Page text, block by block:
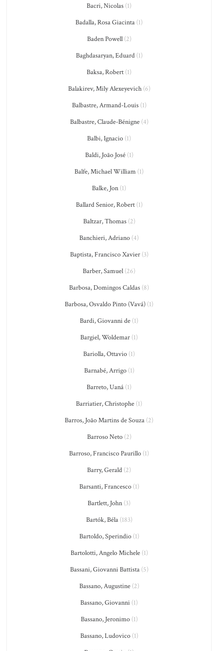
Bacri, Nicolas (1)
Badalla, Rosa Giacinta (1)
Baden Powell(2)
Baghdasaryan, Eduard(1)
Baksa, Robert (1)
Balakirev, Mily Alexeyevich(6)
Balbastre, Armand-Louis(1)
Balbastre, Claude-Bénigne(4)
Balbi, Ignacio (1)
Baldi, João José(1)
Balfe, Michael William (1)
Balke, Jon (1)
Ballard Senior, Robert(1)
Baltzar, Thomas(2)
Banchieri, Adriano (4)
Baptista, Francisco Xavier(3)
Barber, Samuel (26)
Barbosa, Domingos Caldas (8)
Barbosa, Osvaldo Pinto (Vavá) (1)
Bardi, Giovanni de (1)
Bargiel, Woldemar (1)
Bariolla, Ottavio (1)
Barnabé, Arrigo(1)
Barreto, Uaná (1)
Barriatier, Christophe (1)
Barros, João Martins de Souza (2)
Barroso Neto(2)
Barroso, Francisco Paurillo (1)
Barry, Gerald (2)
Barsanti, Francesco(1)
Bartlett, John (3)
Bartók, Béla(183)
Bartoldo, Sperindio(1)
Bartolotti, Angelo Michele(1)
Bassani, Giovanni Battista(5)
Bassano, Augustine(2)
Bassano, Giovanni (1)
Bassano, Jeronimo(1)
Bassano, Ludovico(1)